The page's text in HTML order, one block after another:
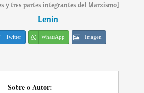
y tres partes integrantes del Marxismo]
―Lenin
Twitter WhatsApp Imagen
Sobre o Autor: